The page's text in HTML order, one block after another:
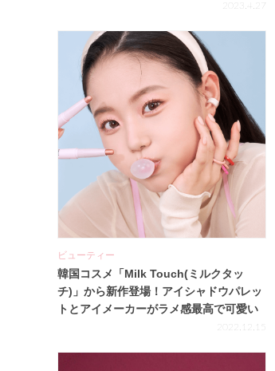
2023.4.27
ビューティー
韓国コスメ「Milk Touch(ミルクタッ
チ)」から新作登場！アイシャドウパレッ
トとアイメーカーがラメ感最高で可愛い
2022.12.15